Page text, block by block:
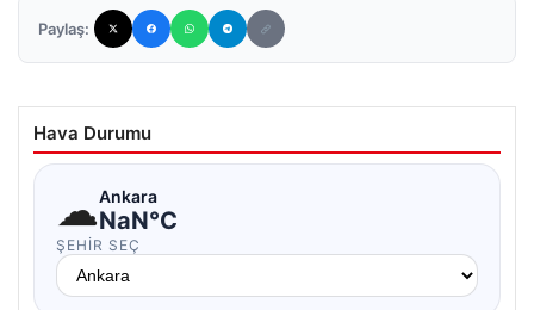
Paylaş:
Hava Durumu
☁Ankara
NaN°C
ŞEHIR SEÇ